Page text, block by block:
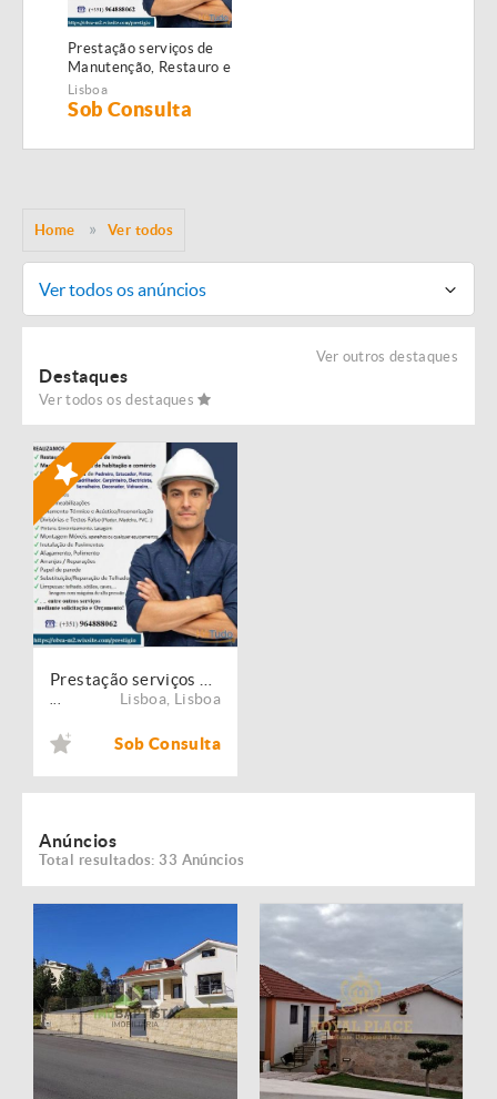
Prestação serviços de
Manutenção, Restauro e
Remodelação de
imóveis!
Lisboa
Sob Consulta
Home Ver todos
Ver todos os anúncios
Ver outros destaques
Destaques
Ver todos os destaques
Lisboa Lisboa
Sob Consulta
Anúncios
Total resultados: 33 Anúncios